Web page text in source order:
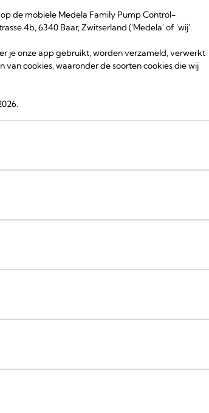
de mobiele Medela Family Pump Control-
4b, 6340 Baar, Zwitserland ('Medela' of 'wij'.
je onze app gebruikt, worden verzameld, verwerkt
cookies, waaronder de soorten cookies die wij